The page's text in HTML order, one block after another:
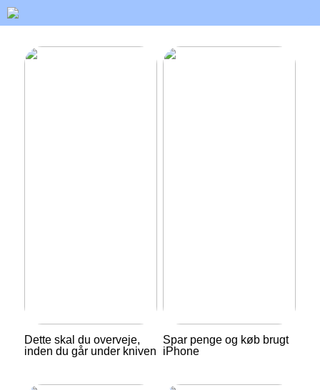
Dette skal du overveje,
inden du går under kniven
Spar penge og køb brugt
iPhone